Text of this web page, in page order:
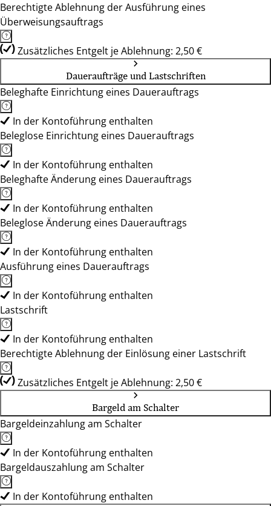
Berechtigte Ablehnung der Ausführung eines
Überweisungsauftrags
Zusätzliches Entgelt je Ablehnung: 2,50 €
Daueraufträge und Lastschriften
Beleghafte Einrichtung eines Dauerauftrags
In der Kontoführung enthalten
Beleglose Einrichtung eines Dauerauftrags
In der Kontoführung enthalten
Beleghafte Änderung eines Dauerauftrags
In der Kontoführung enthalten
Beleglose Änderung eines Dauerauftrags
In der Kontoführung enthalten
Ausführung eines Dauerauftrags
In der Kontoführung enthalten
Lastschrift
In der Kontoführung enthalten
Berechtigte Ablehnung der Einlösung einer Lastschrift
Zusätzliches Entgelt je Ablehnung: 2,50 €
Bargeld am Schalter
Bargeldeinzahlung am Schalter
In der Kontoführung enthalten
Bargeldauszahlung am Schalter
In der Kontoführung enthalten